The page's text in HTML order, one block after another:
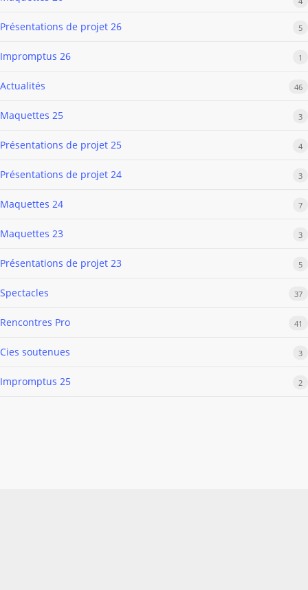
Présentations de projet 26 5
Impromptus 26 1
Actualités 46
Maquettes 25 3
Présentations de projet 25 4
Présentations de projet 24 3
Maquettes 24 7
Maquettes 23 3
Présentations de projet 23 5
Spectacles 37
Rencontres Pro 41
Cies soutenues 3
Impromptus 25 2